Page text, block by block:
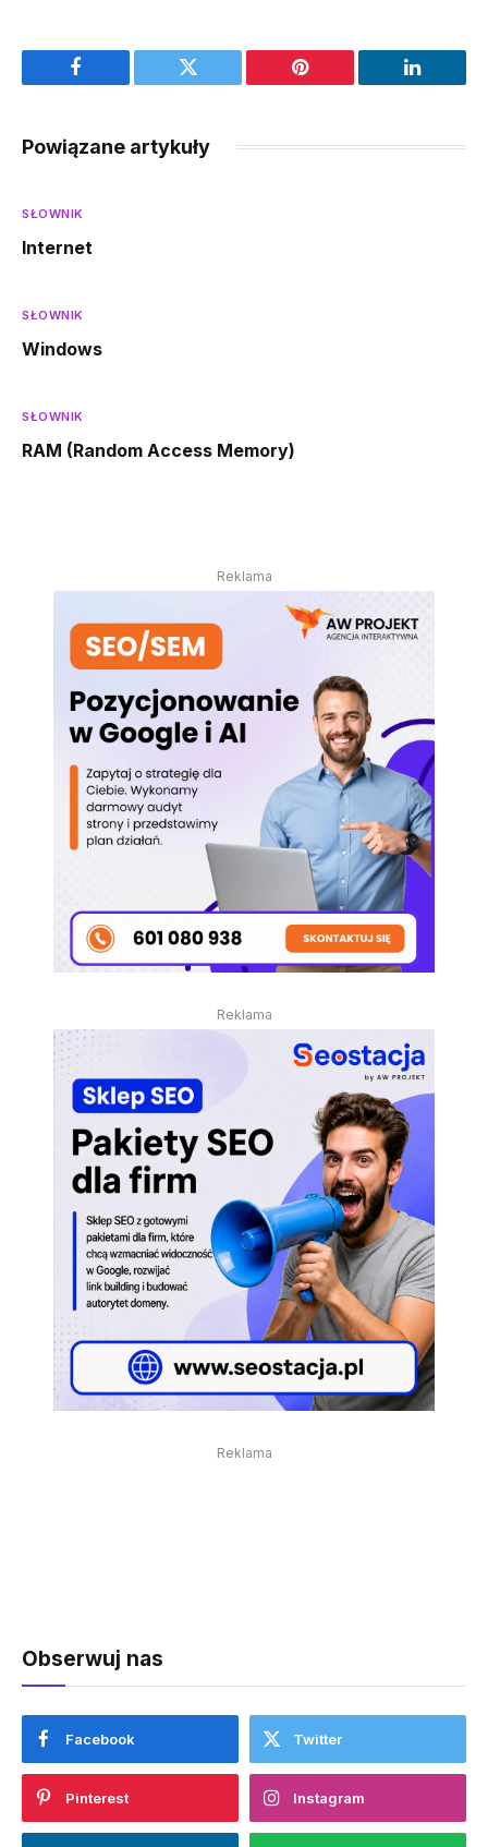
Facebook Twitter Pinterest LinkedIn
Powiązane artykuły
SŁOWNIK
Internet
SŁOWNIK
Windows
SŁOWNIK
RAM (Random Access Memory)
Reklama
Reklama
Reklama
Obserwuj nas
Facebook Twitter
Pinterest Instagram